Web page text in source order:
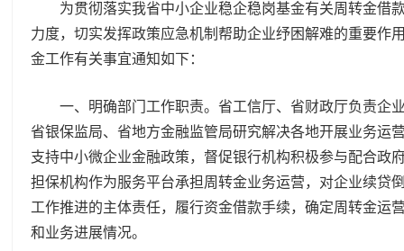
为贯彻落实我省中小企业稳企稳岗基金有关周转金借
力度，切实发挥政策应急机制帮助企业纾困解难的重要作
金工作有关事宜通知如下：
一、明确部门工作职责。省工信厅、省财政厅负责企
省银保监局、省地方金融监管局研究解决各地开展业务运
支持中小微企业金融政策，督促银行机构积极参与配合政
担保机构作为服务平台承担周转金业务运营，对企业续贷
工作推进的主体责任，履行资金借款手续，确定周转金运
和业务进展情况。